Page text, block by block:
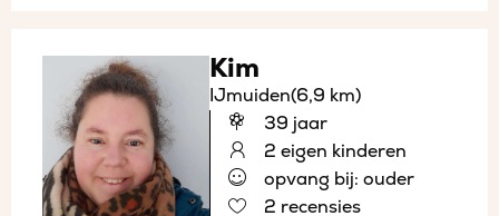
Kim
IJmuiden(6,9 km)
39 jaar
2 eigen kinderen
opvang bij: ouder
2 recensies